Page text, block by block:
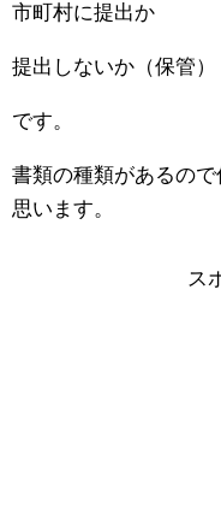
市町村に提出か
提出しないか（保管）
です。
書類の種類があるの
思います。
ス